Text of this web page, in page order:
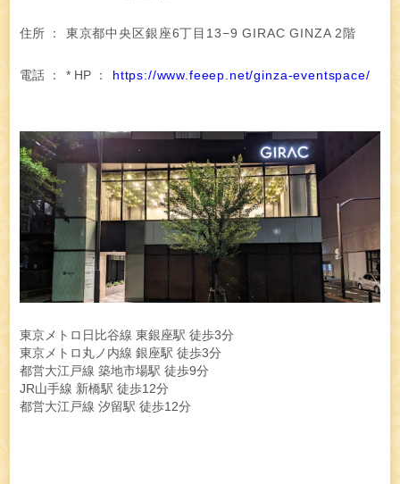
住所 ： 東京都中央区銀座6丁目13−9 GIRAC GINZA 2階
電話 ： * HP ： https://www.feeep.net/ginza-eventspace/
東京メトロ日比谷線 東銀座駅 徒歩3分
東京メトロ丸ノ内線 銀座駅 徒歩3分
都営大江戸線 築地市場駅 徒歩9分
JR山手線 新橋駅 徒歩12分
都営大江戸線 汐留駅 徒歩12分